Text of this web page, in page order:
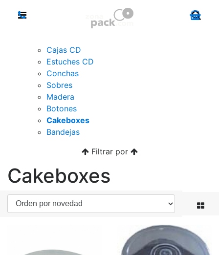
Cajas CD
Estuches CD
Conchas
Sobres
Madera
Botones
Cakeboxes
Bandejas
Filtrar por
Cakeboxes